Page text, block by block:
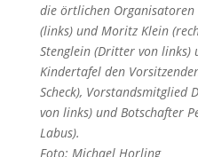
die örtlichen Organisatoren
(links) und Moritz Klein
Stenglein (Dritter von links)
Kindertafel den
Scheck), Vorstandsmitglied
von links) und Botschafter
Labus).
Foto: Michael Horling